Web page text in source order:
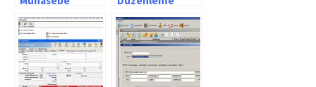
Programı
Programı